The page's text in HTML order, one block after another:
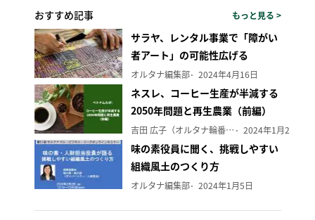
おすすめ記事 もっと見る >
サラヤ、レンタル事業で「障がい
者アート」の可能性広げる
オルタナ編集部 2024年4月16日
ネスレ、コーヒー生産が半減する
2050年問題と再生農業（前編）
吉田 広子（オルタナ輪番編集長） 2024年1月29日
味の素役員に聞く、挑戦しやすい
組織風土のつくり方
オルタナ編集部 2024年1月5日